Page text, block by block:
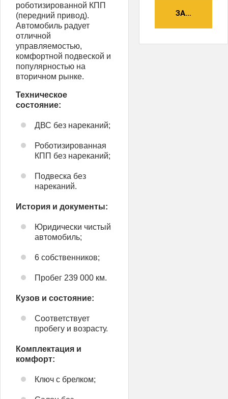
роботизированной КПП
(передний привод).
Автомобиль радует
отличной
управляемостью,
комфортной подвеской и
популярностью на
вторичном рынке.
Техническое
состояние:
ДВС без нареканий;
Роботизированная
КПП без нареканий;
Подвеска без
нареканий.
История и документы:
Юридически чистый
автомобиль;
6 собственников;
Пробег 239 000 км.
Кузов и состояние:
Соответствует
пробегу и возрасту.
Комплектация и
комфорт:
Ключ с брелком;